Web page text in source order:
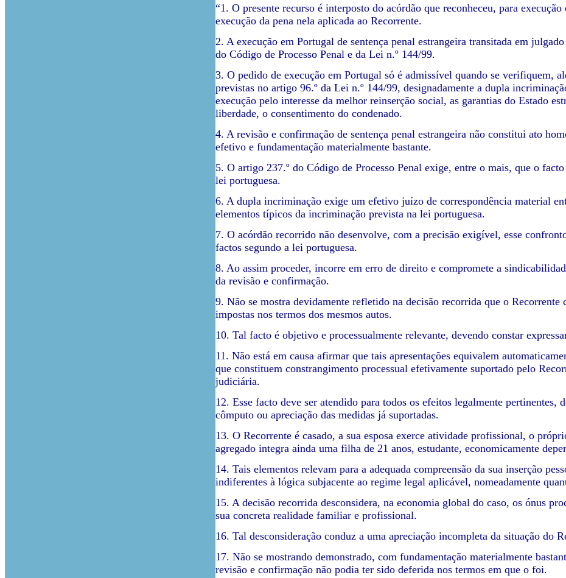
“1. O presente recurso é interposto do acórdão que reconheceu, para
execução da pena nela aplicada ao Recorrente.
2. A execução em Portugal de sentença penal estrangeira transitada em
do Código de Processo Penal e da Lei n.º 144/99.
3. O pedido de execução em Portugal só é admissível quando se verifiquem,
previstas no artigo 96.º da Lei n.º 144/99, designadamente a dupla
execução pelo interesse da melhor reinserção social, as garantias do Estado
liberdade, o consentimento do condenado.
4. A revisão e confirmação de sentença penal estrangeira não constitui ato
efetivo e fundamentação materialmente bastante.
5. O artigo 237.º do Código de Processo Penal exige, entre o mais, que o
lei portuguesa.
6. A dupla incriminação exige um efetivo juízo de correspondência material
elementos típicos da incriminação prevista na lei portuguesa.
7. O acórdão recorrido não desenvolve, com a precisão exigível, esse
factos segundo a lei portuguesa.
8. Ao assim proceder, incorre em erro de direito e compromete a
da revisão e confirmação.
9. Não se mostra devidamente refletido na decisão recorrida que o Recorrente
impostas nos termos dos mesmos autos.
10. Tal facto é objetivo e processualmente relevante, devendo constar
11. Não está em causa afirmar que tais apresentações equivalem
que constituem constrangimento processual efetivamente suportado pelo
judiciária.
12. Esse facto deve ser atendido para todos os efeitos legalmente pertinentes,
cômputo ou apreciação das medidas já suportadas.
13. O Recorrente é casado, a sua esposa exerce atividade profissional, o
agregado integra ainda uma filha de 21 anos, estudante, economicamente
14. Tais elementos relevam para a adequada compreensão da sua inserção
indiferentes à lógica subjacente ao regime legal aplicável, nomeadamente
15. A decisão recorrida desconsidera, na economia global do caso, os ónus
sua concreta realidade familiar e profissional.
16. Tal desconsideração conduz a uma apreciação incompleta da situação do
17. Não se mostrando demonstrado, com fundamentação materialmente
revisão e confirmação não podia ter sido deferida nos termos em que o foi.